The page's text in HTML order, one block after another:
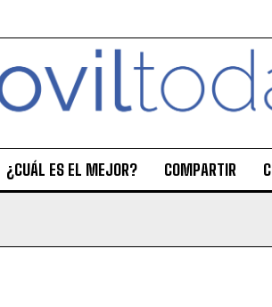
¿CUÁL ES EL MEJOR? COMPARTIR